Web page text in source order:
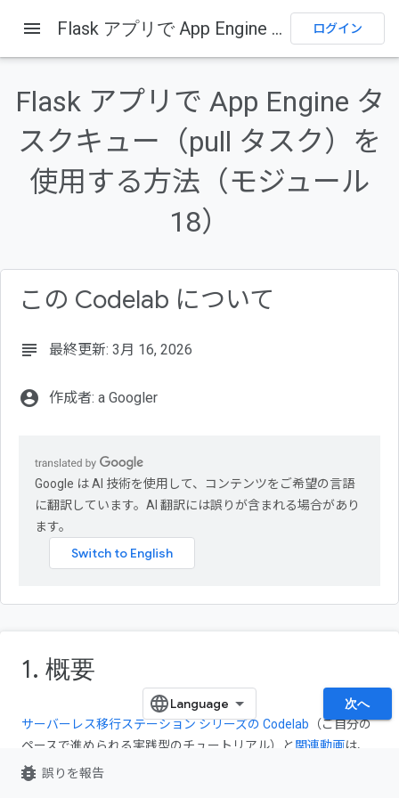
1. プロジェクトのセットアップ
2. ベースライン サンプルアプリを入手する
3. ベースライン アプリを（再）デプロイする
インポートと定数
pull タスクを追加する（タスクのデータを収集し、pull キューにタス
クを作成する）
menu Flask アプリで App Engine タスクキュー（pull タスク）を使用する方法（モジュール 18） ログイン
Flask アプリで App Engine タ
スクキュー（pull タスク）を
使用する方法（モジュール
18）
この Codelab について
subject 最終更新: 3月 16, 2026
account_circle 作成者: a Googler
Google は AI 技術を使用して、コンテンツをご希望の言語
に翻訳しています。AI 翻訳には誤りが含まれる場合があり
ます。
1. 概要
サーバーレス移行ステーション シリーズの Codelab （ご自分の
ペースで進められる実践型のチュートリアル）と関連動画は、
主にレガシー サービスからの移行を 1 つ以上行うことで、
次へ
bug_report 誤りを報告